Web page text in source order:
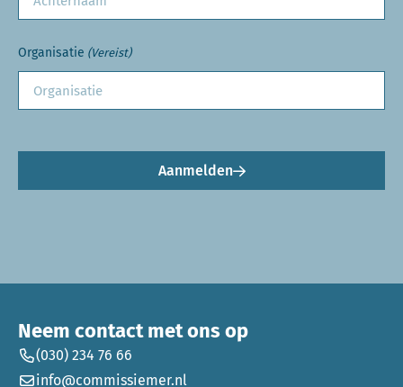
Organisatie (Vereist)
Aanmelden
Neem contact met ons op
(030) 234 76 66
info@commissiemer.nl